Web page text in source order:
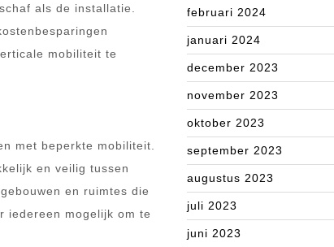
als de installatie.
mobiliteit te
met beperkte mobiliteit.
en veilig tussen
en ruimtes die
iedereen mogelijk om te
februari 2024
januari 2024
december 2023
november 2023
oktober 2023
september 2023
augustus 2023
juli 2023
juni 2023